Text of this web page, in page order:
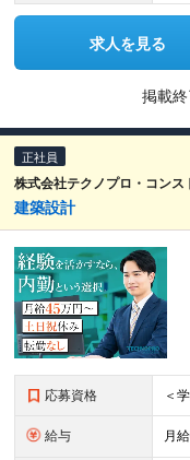
求人を見る
掲載終
正社員
株式会社テクノプロ・コンス
建築設計
応募資格
給与